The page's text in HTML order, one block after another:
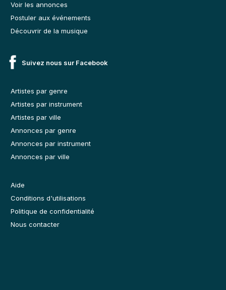
Voir les annonces
Postuler aux événements
Découvrir de la musique
Suivez nous sur Facebook
Artistes par genre
Artistes par instrument
Artistes par ville
Annonces par genre
Annonces par instrument
Annonces par ville
Aide
Conditions d'utilisations
Politique de confidentialité
Nous contacter